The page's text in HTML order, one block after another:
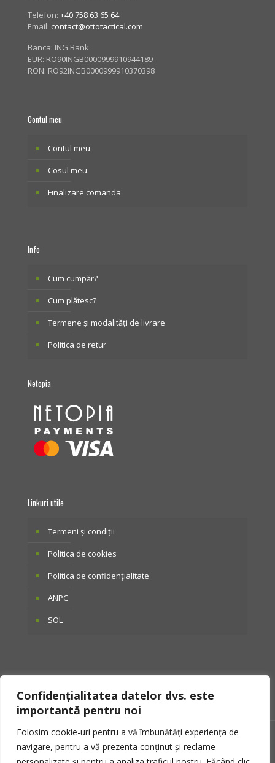
Confidențialitatea datelor dvs. este
importantă pentru noi
Folosim cookie-uri pentru a vă îmbunătăți experiența de
navigare, pentru a vă prezenta conținut și reclame
Telefon: +40 758 63 65 64
Email: contact@ottotactical.com
Banca: ING Bank
EUR: RO90INGB0000999910944189
RON: RO92INGB0000999910370398
Contul meu
Contul meu
Cosul meu
Finalizare comanda
Info
Cum cumpăr?
Cum plătesc?
Termene și modalități de livrare
Politica de retur
Netopia
Linkuri utile
Termeni și condiții
Politica de cookies
Politica de confidențialitate
ANPC
SOL
© 2025 Otto Tactical. Toate drepturile rezervate.